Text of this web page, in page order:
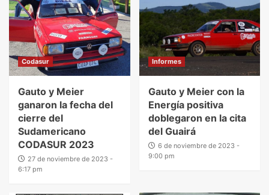
Codasur
Gauto y Meier
ganaron la fecha del
cierre del
Sudamericano
CODASUR 2023
27 de noviembre de 2023 -
6:17 pm
Informes
Gauto y Meier con la
Energía positiva
doblegaron en la cita
del Guairá
6 de noviembre de 2023 -
9:00 pm